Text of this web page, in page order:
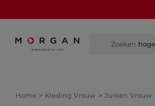
Zoeken hoge
Home Kleding Vrouw Jurken Vrouw